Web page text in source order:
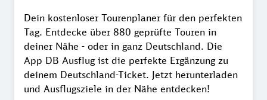
Dein kostenloser Tourenplaner für den perfekten
Tag. Entdecke über 880 geprüfte Touren in
deiner Nähe - oder in ganz Deutschland. Die
App DB Ausflug ist die perfekte Ergänzung zu
deinem Deutschland-Ticket. Jetzt herunterladen
und Ausflugsziele in der Nähe entdecken!